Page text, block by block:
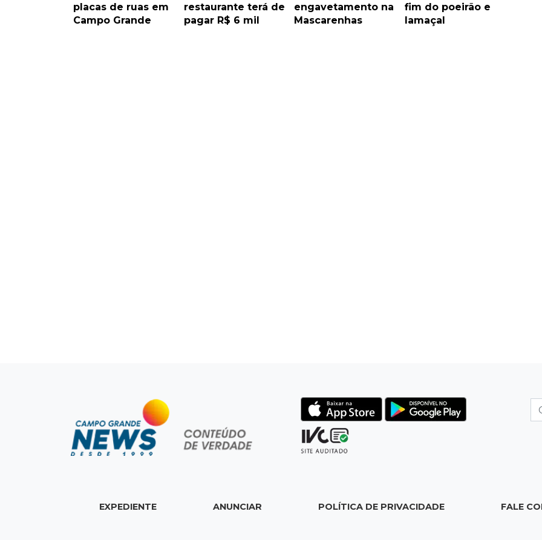
placas de ruas em
Campo Grande
restaurante terá de
pagar R$ 6 mil
engavetamento na
Mascarenhas
fim do poeirão e
lamaçal
EXPEDIENTE ANUNCIAR POLÍTICA DE PRIVACIDADE FALE